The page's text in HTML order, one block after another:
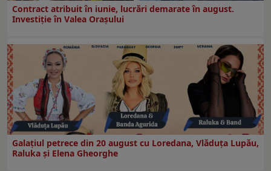
Contract atribuit în iunie, lucrări demarate în august.
Investiţie în Valea Oraşului
Galaţiul petrece din 20 august cu Loredana, Vlăduța Lupău,
Raluka și Elena Gheorghe